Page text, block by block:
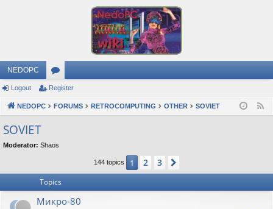
NEDOPC
or
u
s
Logout Register
NEDOPC FORUMS RETROCOMPUTING OTHER SOVIET
SOVIET
Moderator: Shaos
144 topics 1 2 3
Topics
Микро-80